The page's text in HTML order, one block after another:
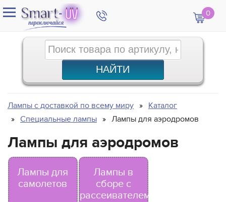
0
Лампы с доставкой по всему миру
Каталог
Специальные лампы
Лампы для аэродромов
Лампы для аэродромов
Лампы для
самолетов
Лампы в
сборе с
рассеивателем